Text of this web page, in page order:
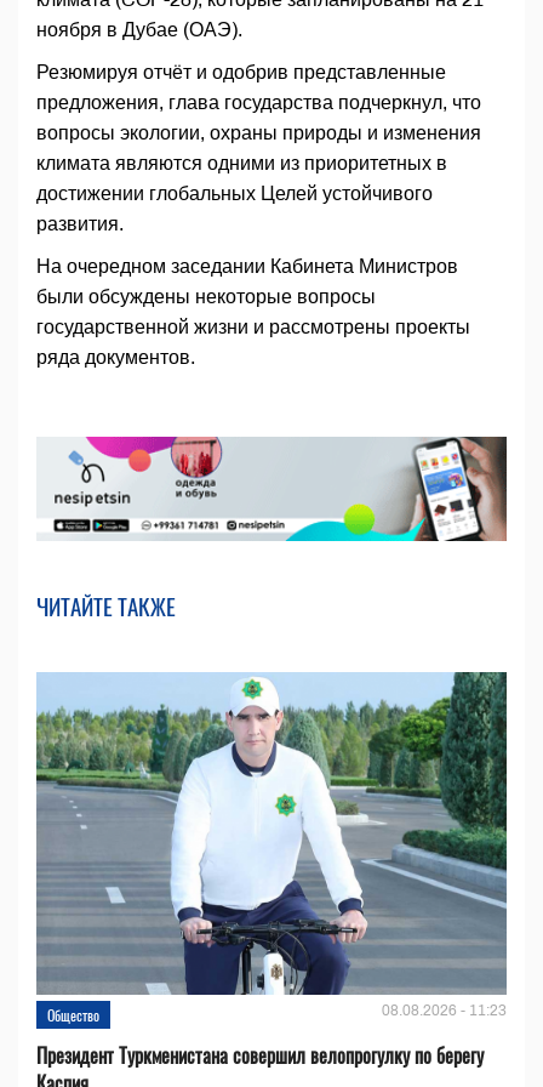
ноября в Дубае (ОАЭ).
Резюмируя отчёт и одобрив представленные
предложения, глава государства подчеркнул, что
вопросы экологии, охраны природы и изменения
климата являются одними из приоритетных в
достижении глобальных Целей устойчивого
развития.
На очередном заседании Кабинета Министров
были обсуждены некоторые вопросы
государственной жизни и рассмотрены проекты
ряда документов.
ЧИТАЙТЕ ТАКЖЕ
Общество 08.08.2026 - 11:23
Президент Туркменистана совершил велопрогулку по берегу